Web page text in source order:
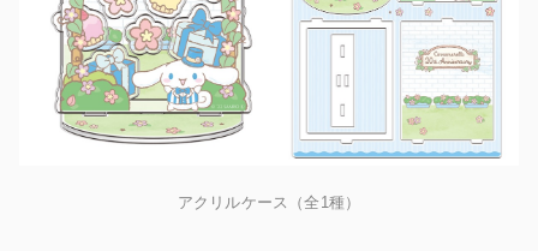
アクリルケース（全1種）